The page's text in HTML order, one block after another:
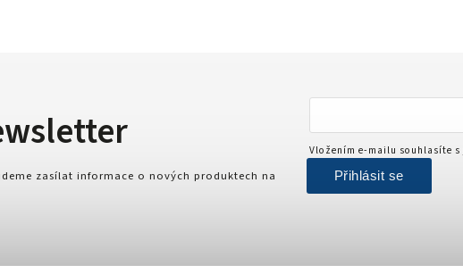
zasílat informace o nových produktech na
Vložením e-mailu souhlasíte s
Přihlásit se